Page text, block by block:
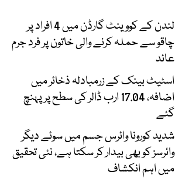
لندن کے کووینٹ گارڈن میں 4 افراد پر
چاقو سے حملہ کرنے والی خاتون پر فرد جرم
عائد
اسٹیٹ بینک کے زرمبادلہ ذخائر میں
اضافہ، 17.04 ارب ڈالر کی سطح پر پہنچ
گئے
شدید کورونا وائرس جسم میں سوئے دیگر
وائرسز کو بھی بیدار کر سکتا ہے، نئی تحقیق
میں اہم انکشاف